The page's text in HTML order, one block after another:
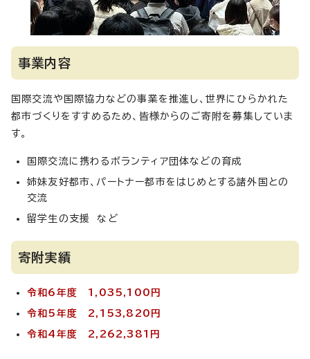
事業内容
国際交流や国際協力などの事業を推進し、世界にひらかれた
都市づくりをすすめるため、皆様からのご寄附を募集していま
す。
国際交流に携わるボランティア団体などの育成
姉妹友好都市、パートナー都市をはじめとする諸外国との
交流
留学生の支援 など
寄附実績
令和6年度 1,035,100円
令和5年度 2,153,820円
令和4年度 2,262,381円